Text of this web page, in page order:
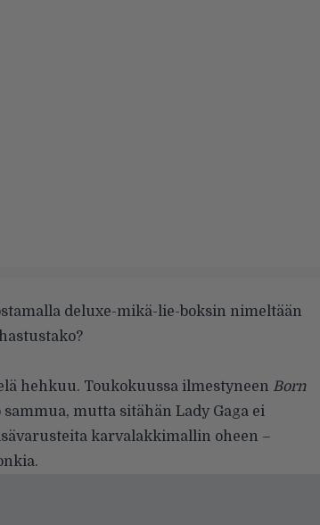
deluxe-mikä-lie-boksin nimeltään
hehkuu. Toukokuussa ilmestyneen Born
mutta sitähän Lady Gaga ei
karvalakkimallin oheen –